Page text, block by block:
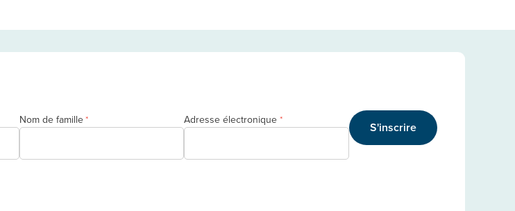
Nom de famille* Adresse électronique * S'inscrire